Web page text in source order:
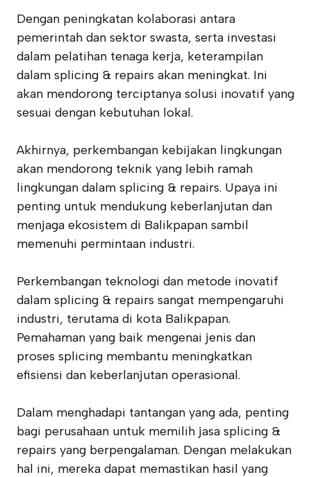
Dengan peningkatan kolaborasi antara
pemerintah dan sektor swasta, serta investasi
dalam pelatihan tenaga kerja, keterampilan
dalam splicing & repairs akan meningkat. Ini
akan mendorong terciptanya solusi inovatif yang
sesuai dengan kebutuhan lokal.
Akhirnya, perkembangan kebijakan lingkungan
akan mendorong teknik yang lebih ramah
lingkungan dalam splicing & repairs. Upaya ini
penting untuk mendukung keberlanjutan dan
menjaga ekosistem di Balikpapan sambil
memenuhi permintaan industri.
Perkembangan teknologi dan metode inovatif
dalam splicing & repairs sangat mempengaruhi
industri, terutama di kota Balikpapan.
Pemahaman yang baik mengenai jenis dan
proses splicing membantu meningkatkan
efisiensi dan keberlanjutan operasional.
Dalam menghadapi tantangan yang ada, penting
bagi perusahaan untuk memilih jasa splicing &
repairs yang berpengalaman. Dengan melakukan
hal ini, mereka dapat memastikan hasil yang